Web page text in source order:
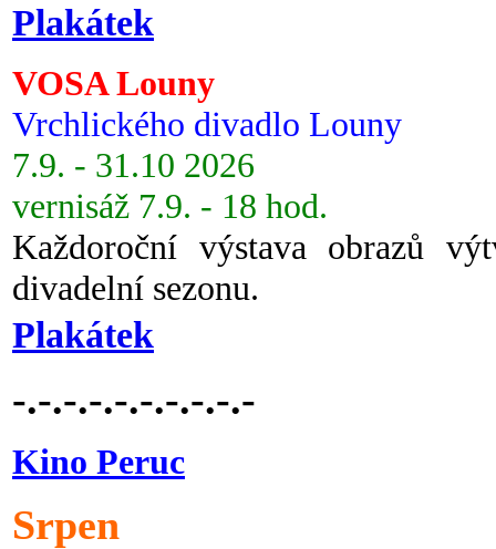
Plakátek
VOSA Louny
Vrchlického divadlo Louny
7.9. - 31.10 2026
vernisáž 7.9. - 18 hod.
Každoroční výstava obrazů
divadelní sezonu.
Plakátek
-.-.-.-.-.-.-.-.-.-
Kino Peruc
Srpen